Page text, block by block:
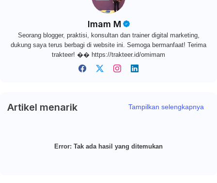
Imam M
Seorang blogger, praktisi, konsultan dan trainer digital marketing,
dukung saya terus berbagi di website ini. Semoga bermanfaat! Terima
trakteer! �� https://trakteer.id/omimam
Artikel menarik Tampilkan selengkapnya
Error: Tak ada hasil yang ditemukan